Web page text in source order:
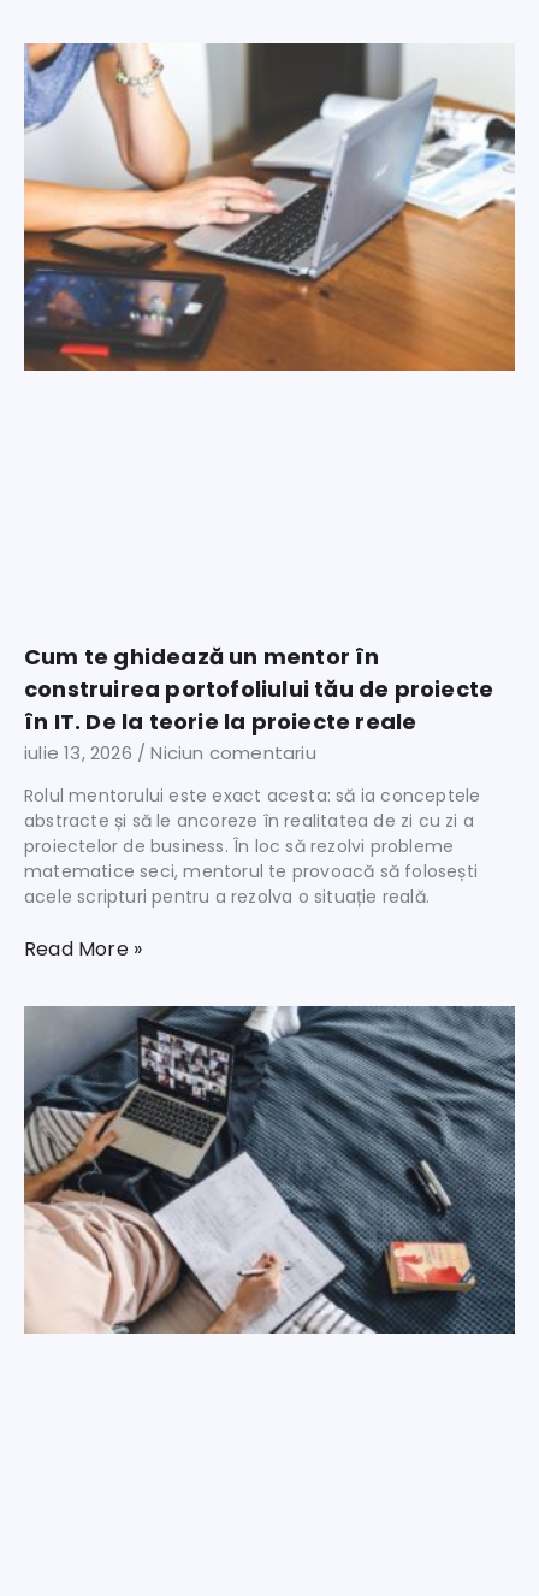
Cum te ghidează un mentor în
construirea portofoliului tău de proiecte
în IT. De la teorie la proiecte reale
iulie 13, 2026 Niciun comentariu
Rolul mentorului este exact acesta: să ia conceptele
abstracte și să le ancoreze în realitatea de zi cu zi a
proiectelor de business. În loc să rezolvi probleme
matematice seci, mentorul te provoacă să folosești
acele scripturi pentru a rezolva o situație reală.
Read More »